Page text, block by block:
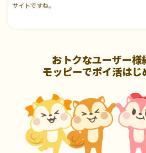
サイトですね。
おトクなユーザー様
モッピーでポイ活はじ